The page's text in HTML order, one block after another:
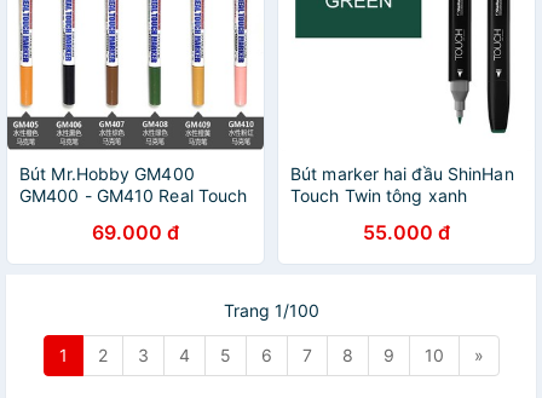
Bút Mr.Hobby GM400
GM400 - GM410 Real Touch
69.000 đ
Bút marker hai đầu ShinHan
Touch Twin tông xanh
55.000 đ
Trang 1/100
1 2 3 4 5 6 7 8 9 10 »